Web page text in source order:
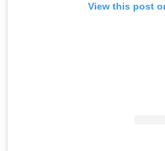
View this post